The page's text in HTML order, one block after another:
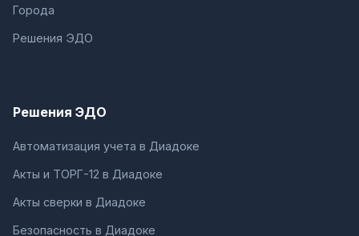
Города
Решения ЭДО
Решения ЭДО
Автоматизация учета в Диадоке
Акты и ТОРГ-12 в Диадоке
Акты сверки в Диадоке
Безопасность в Диадоке